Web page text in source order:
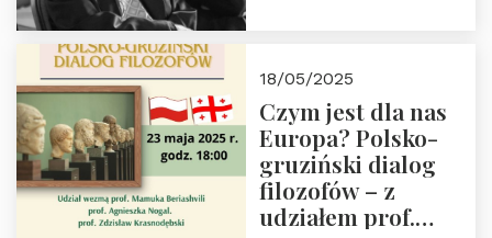
społeczny, członek
Kapituły Nagrody
im. Prezydenta
Lecha
Kaczyńskiego.
Wielki autorytet.
18/05/2025
Czym jest dla nas
Europa? Polsko-
gruziński dialog
filozofów – z
udziałem prof.